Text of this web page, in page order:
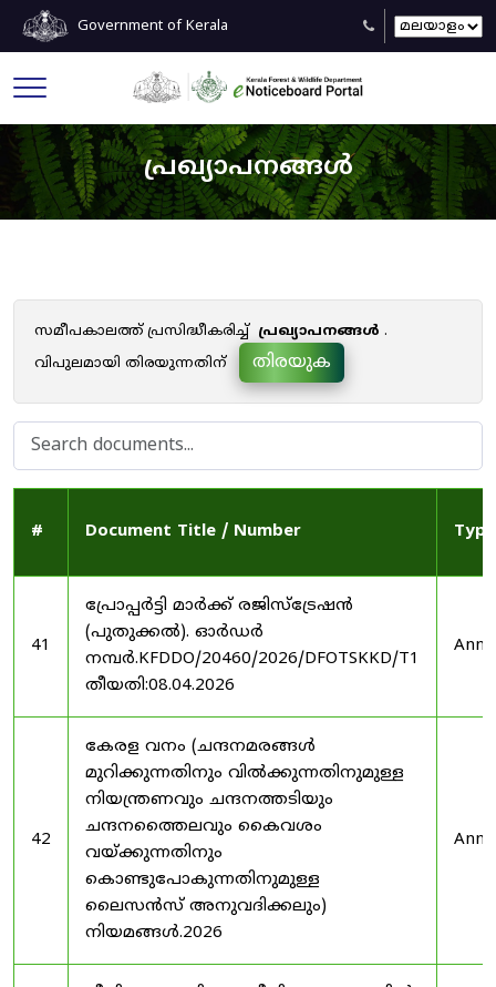
Government of Kerala
പ്രഖ്യാപനങ്ങൾ
സമീപകാലത്ത് പ്രസിദ്ധീകരിച്ച് പ്രഖ്യാപനങ്ങൾ .
വിപുലമായി തിരയുന്നതിന്
തിരയുക
# Document Title / Number Type
41
പ്രോപ്പർട്ടി മാർക്ക് രജിസ്ട്രേഷൻ
(പുതുക്കൽ). ഓർഡർ
നമ്പർ.KFDDO/20460/2026/DFOTSKKD/T1
തീയതി:08.04.2026
42
കേരള വനം (ചന്ദനമരങ്ങൾ
മുറിക്കുന്നതിനും വിൽക്കുന്നതിനുമുള്ള
നിയന്ത്രണവും ചന്ദനത്തടിയും
ചന്ദനത്തൈലവും കൈവശം
വയ്ക്കുന്നതിനും
കൊണ്ടുപോകുന്നതിനുമുള്ള
ലൈസൻസ് അനുവദിക്കലും)
നിയമങ്ങൾ.2026